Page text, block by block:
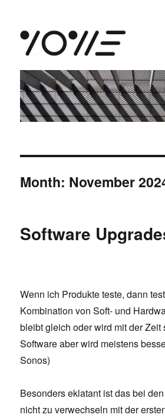
vowe dot net
Month: November
Software
Wenn ich Produkte teste, dann
Kombination von Soft- und
bleibt gleich oder wird mit der Zeit
Software aber wird meistens
Sonos)
Besonders eklatant ist das bei
nicht zu verwechseln mit der